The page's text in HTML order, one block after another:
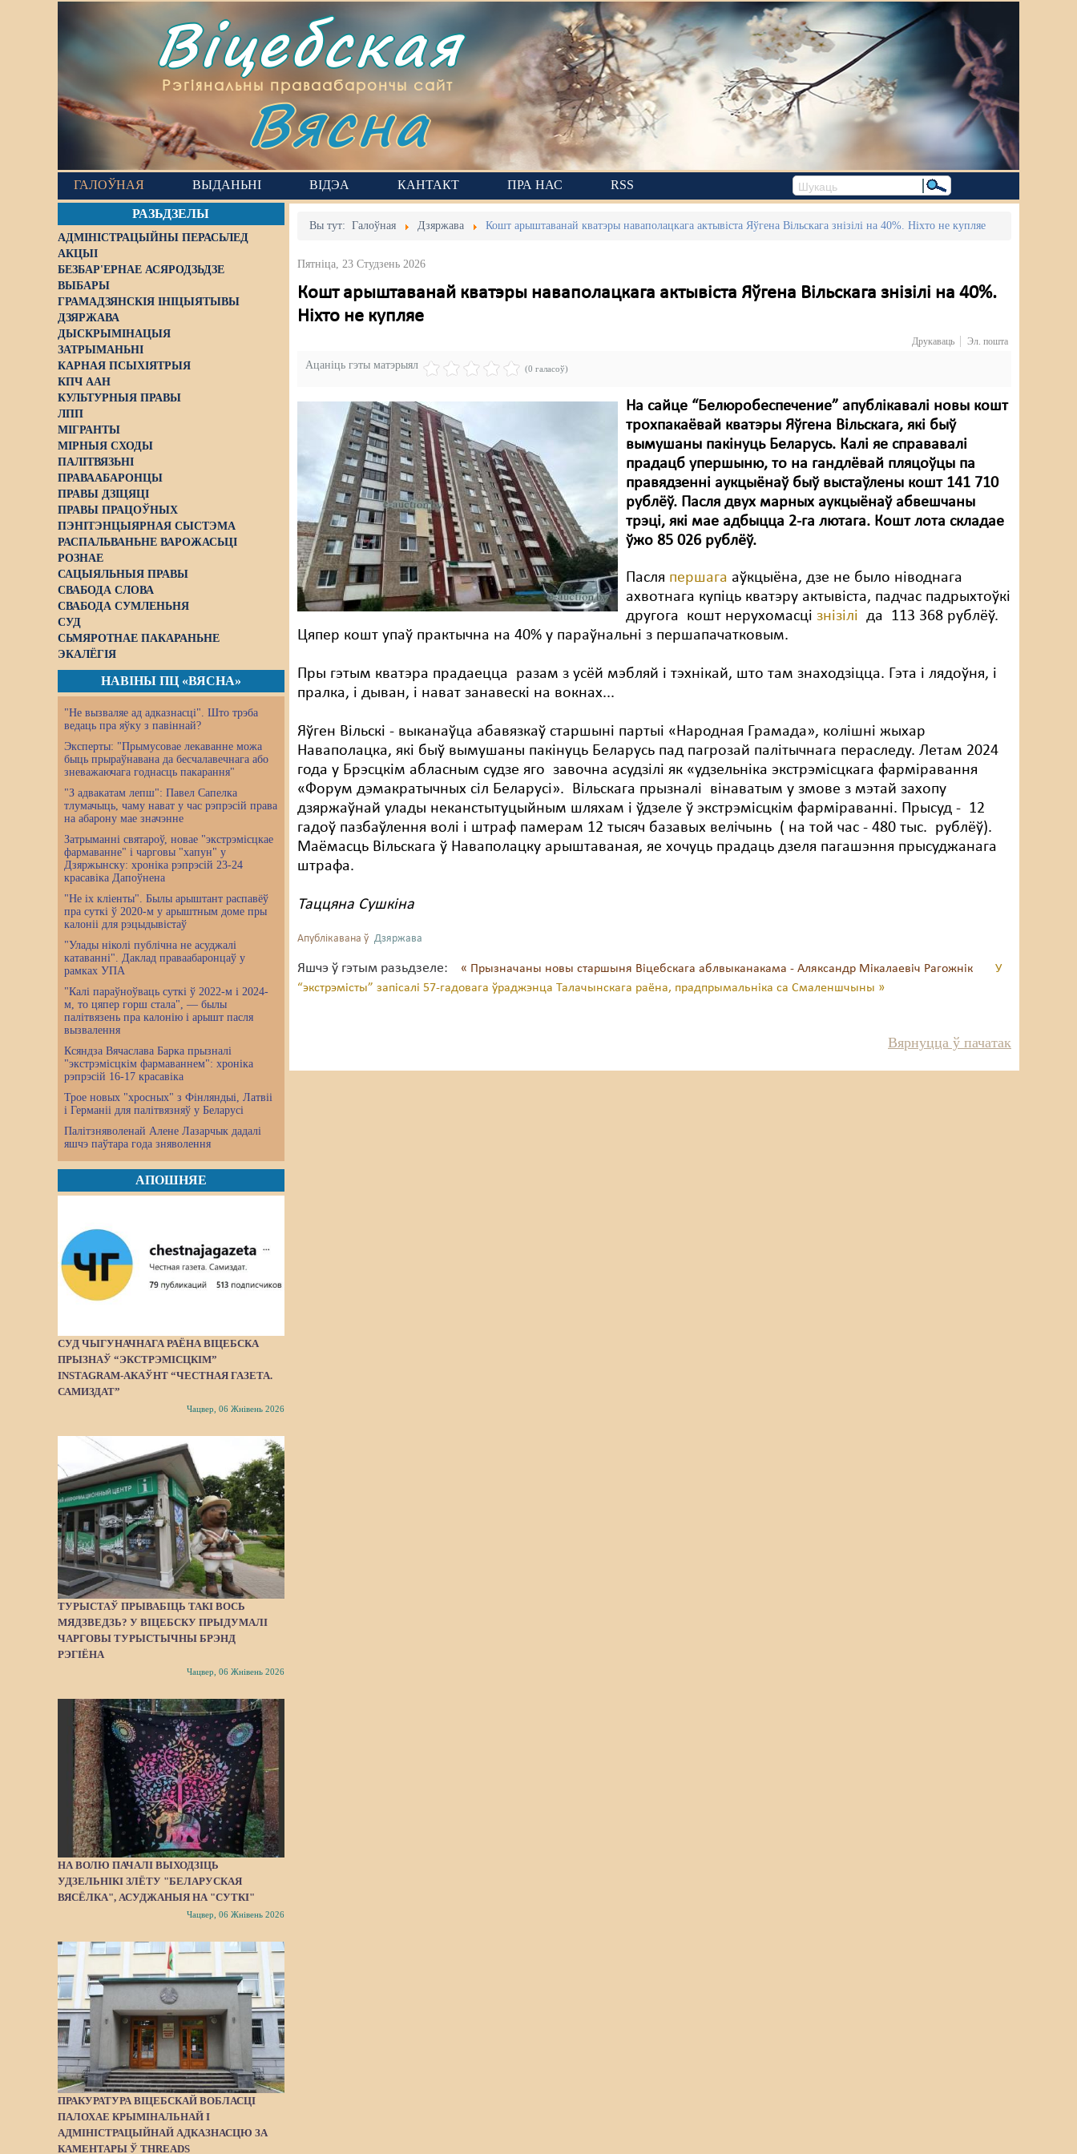
Віцебская
Рэгіянальны праваабарончы сайт
Вясна
ГАЛОЎНАЯ ВЫДАНЬНІ ВІДЭА КАНТАКТ ПРА НАС RSS
РАЗЬДЗЕЛЫ
АДМІНІСТРАЦЫЙНЫ ПЕРАСЬЛЕД
АКЦЫІ
БЕЗБАР'ЕРНАЕ АСЯРОДЗЬДЗЕ
ВЫБАРЫ
ГРАМАДЗЯНСКІЯ ІНІЦЫЯТЫВЫ
ДЗЯРЖАВА
ДЫСКРЫМІНАЦЫЯ
ЗАТРЫМАНЬНІ
КАРНАЯ ПСЫХІЯТРЫЯ
КПЧ ААН
КУЛЬТУРНЫЯ ПРАВЫ
ЛПП
МІГРАНТЫ
МІРНЫЯ СХОДЫ
ПАЛІТВЯЗЬНІ
ПРАВААБАРОНЦЫ
ПРАВЫ ДЗІЦЯЦІ
ПРАВЫ ПРАЦОЎНЫХ
ПЭНІТЭНЦЫЯРНАЯ СЫСТЭМА
РАСПАЛЬВАНЬНЕ ВАРОЖАСЬЦІ
РОЗНАЕ
САЦЫЯЛЬНЫЯ ПРАВЫ
СВАБОДА СЛОВА
СВАБОДА СУМЛЕНЬНЯ
СУД
СЬМЯРОТНАЕ ПАКАРАНЬНЕ
ЭКАЛЁГІЯ
НАВІНЫ ПЦ «ВЯСНА»
"Не вызваляе ад адказнасці". Што трэба
ведаць пра яўку з павіннай?
Эксперты: "Прымусовае лекаванне можа
быць прыраўнавана да бесчалавечнага або
зневажаючага годнасць пакарання"
"З адвакатам лепш": Павел Сапелка
тлумачыць, чаму нават у час рэпрэсій права
на абарону мае значэнне
Затрыманні святароў, новае "экстрэмісцкае
фармаванне" і чарговы "хапун" у
Дзяржынску: хроніка рэпрэсій 23-24
красавіка Дапоўнена
"Не іх кліенты". Былы арыштант распавёў
пра суткі ў 2020-м у арыштным доме пры
калоніі для рэцыдывістаў
"Улады ніколі публічна не асуджалі
катаванні". Даклад праваабаронцаў у
рамках УПА
"Калі параўноўваць суткі ў 2022-м і 2024-
м, то цяпер горш стала", — былы
палітвязень пра калонію і арышт пасля
вызвалення
Ксяндза Вячаслава Барка прызналі
"экстрэмісцкім фармаваннем": хроніка
рэпрэсій 16-17 красавіка
Трое новых "хросных" з Фінляндыі, Латвіі
і Германіі для палітвязняў у Беларусі
Палітзняволенай Алене Лазарчык дадалі
яшчэ паўтара года зняволення
АПОШНЯЕ
СУД ЧЫГУНАЧНАГА РАЁНА ВІЦЕБСКА
ПРЫЗНАЎ “ЭКСТРЭМІСЦКІМ”
INSTAGRAM-АКАЎНТ “ЧЕСТНАЯ ГАЗЕТА.
САМИЗДАТ”
Чацвер, 06 Жнівень 2026
ТУРЫСТАЎ ПРЫВАБІЦЬ ТАКІ ВОСЬ
МЯДЗВЕДЗЬ? У ВІЦЕБСКУ ПРЫДУМАЛІ
ЧАРГОВЫ ТУРЫСТЫЧНЫ БРЭНД
РЭГІЁНА
Чацвер, 06 Жнівень 2026
НА ВОЛЮ ПАЧАЛІ ВЫХОДЗІЦЬ
УДЗЕЛЬНІКІ ЗЛЁТУ "БЕЛАРУСКАЯ
ВЯСЁЛКА", АСУДЖАНЫЯ НА "СУТКІ"
Чацвер, 06 Жнівень 2026
ПРАКУРАТУРА ВІЦЕБСКАЙ ВОБЛАСЦІ
ПАЛОХАЕ КРЫМІНАЛЬНАЙ І
АДМІНІСТРАЦЫЙНАЙ АДКАЗНАСЦЮ ЗА
КАМЕНТАРЫ Ў THREADS
Вы тут:Галоўная Дзяржава Кошт арыштаванай кватэры наваполацкага актывіста Яўгена Вільскага знізілі на 40%. Ніхто не купляе
Пятніца, 23 Студзень 2026
Кошт арыштаванай кватэры наваполацкага актывіста Яўгена Вільскага знізілі на 40%.
Ніхто не купляе
Друкаваць Эл. пошта
Ацаніць гэты матэрыял (0 галасоў)
На сайце “Белюробеспечение” апублікавалі новы кошт
трохпакаёвай кватэры Яўгена Вільскага, які быў
вымушаны пакінуць Беларусь. Калі яе справавалі
прадацб упершыню, то на гандлёвай пляцоўцы па
правядзенні аукцыёнаў быў выстаўлены кошт 141 710
рублёў. Пасля двух марных аукцыёнаў абвешчаны
трэці, які мае адбыцца 2-га лютага. Кошт лота складае
ўжо 85 026 рублёў.
Пасля першага аўкцыёна, дзе не было ніводнага
ахвотнага купіць кватэру актывіста, падчас падрыхтоўкі
другога кошт нерухомасцізнізілі да 113 368 рублёў.
Цяпер кошт упаў практычна на 40% у параўнальні з першапачатковым.
Пры гэтым кватэра прадаецца разам з усёй мэбляй і тэхнікай, што там знаходзіцца. Гэта і лядоўня, і
пралка, і дыван, і нават занавескі на вокнах...
Яўген Вільскі - выканаўца абавязкаў старшыні партыі «Народная Грамада», колішні жыхар
Наваполацка, які быў вымушаны пакінуць Беларусь пад пагрозай палітычнага пераследу. Летам 2024
года у Брэсцкім абласным судзе яго завочна асудзілі як «удзельніка экстрэмісцкага фарміравання
«Форум дэмакратычных сіл Беларусі». Вільскага прызналі вінаватым у змове з мэтай захопу
дзяржаўнай улады неканстытуцыйным шляхам і ўдзеле ў экстрэмісцкім фарміраванні. Прысуд - 12
гадоў пазбаўлення волі і штраф памерам 12 тысяч базавых велічынь ( на той час - 480 тыс. рублёў).
Маёмасць Вільскага ў Наваполацку арыштаваная, яе хочуць прадаць дзеля пагашэння прысуджанага
штрафа.
Таццяна Сушкіна
Апублікавана ў Дзяржава
Яшчэ ў гэтым разьдзеле: « Прызначаны новы старшыня Віцебскага аблвыканакама - Аляксандр Мікалаевіч Рагожнік
У
“экстрэмісты” запісалі 57-гадовага ўраджэнца Талачынскага раёна, прадпрымальніка са Смаленшчыны »
Вярнуцца ў пачатак